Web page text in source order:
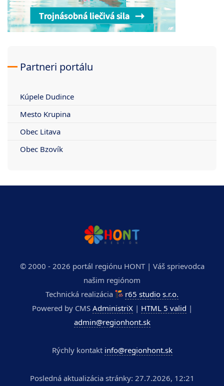
Partneri portálu
Kúpele Dudince
Mesto Krupina
Obec Litava
Obec Bzovík
© 2000 - 2026 portál regiónu HONT | Váš sprievodca
našim regiónom
Technická realizácia
r65 studio s.r.o.
Powered by CMS AdministriX| HTML 5 valid |
admin@regionhont.sk
Rýchly kontakt info@regionhont.sk
Posledná aktualizácia stránky: 27.7.2026, 12:21